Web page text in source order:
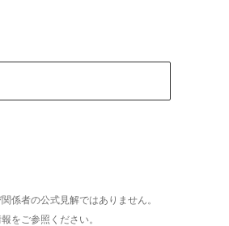
係者の公式見解ではありません。
をご参照ください。